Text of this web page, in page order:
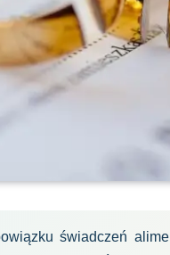
świadczeń